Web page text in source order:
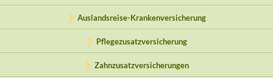
Auslandsreise-Krankenversicherung
Pflegezusatzversicherung
Zahnzusatzversicherungen